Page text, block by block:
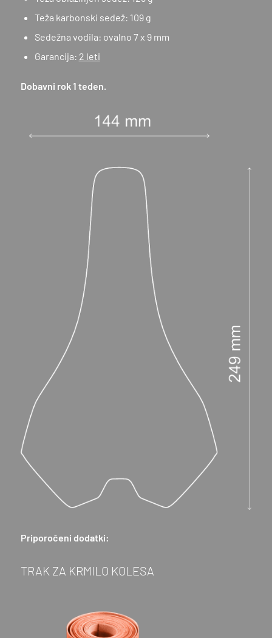
Teža karbonski sedež: 109 g
Sedežna vodila: ovalno 7 x 9 mm
Garancija: 2 leti
Dobavni rok 1 teden.
Priporočeni dodatki:
TRAK ZA KRMILO KOLESA